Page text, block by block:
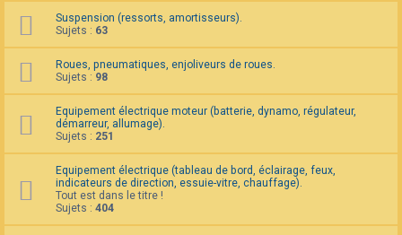
Suspension (ressorts, amortisseurs).
Sujets : 63
Roues, pneumatiques, enjoliveurs de roues.
Sujets : 98
Equipement électrique moteur (batterie, dynamo, régulateur,
démarreur, allumage).
Sujets : 251
Equipement électrique (tableau de bord, éclairage, feux,
indicateurs de direction, essuie-vitre, chauffage).
Tout est dans le titre !
Sujets : 404